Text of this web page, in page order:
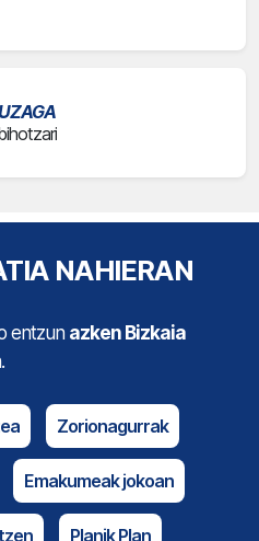
NAHIERAN
entzunazken Bizkaia
Zorionagurrak
Emakumeak jokoan
Planik Plan